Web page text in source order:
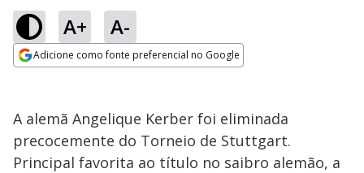
A+ A-
Adicione como fonte preferencial no Google
A alemã Angelique Kerber foi eliminada
precocemente do Torneio de Stuttgart.
Principal favorita ao título no saibro alemão, a